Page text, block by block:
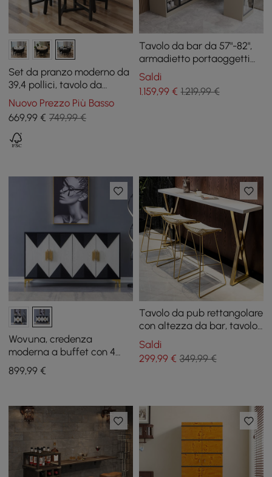
Set da pranzo moderno da
39,4 pollici, tavolo da
pranzo rotondo in legno
nero con 4 sedie nere
Nuovo Prezzo Più Basso
669,99 € 749,99 €
Tavolo da bar da 57"-82",
armadietto portaoggetti
color kaki, girevole dietro il
divano, tavolo da pub
Saldi
1.159,99€ 1.219,99 €
Wovuna, credenza
moderna a buffet con 4
ante e 6 ripiani, finitura
dorata, grande
899,99 €
Tavolo da pub rettangolare
con altezza da bar, tavolo
da pranzo per angolo
colazione, base a X in
legno massello
Saldi
299,99€ 349,99 €